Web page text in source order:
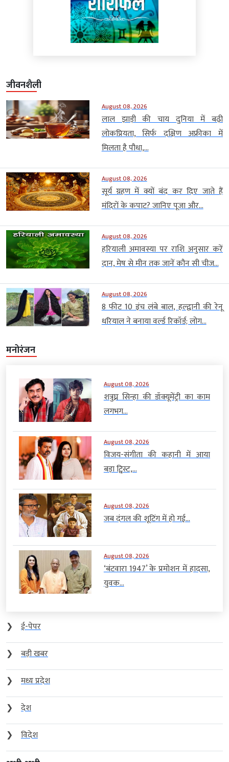
जीवनशैली
August 08, 2026
लाल झाड़ी की चाय दुनिया में बढ़ी
लोकप्रियता, सिर्फ दक्षिण अफ्रीका में
मिलता है पौधा,...
August 08, 2026
सूर्य ग्रहण में क्यों बंद कर दिए जाते हैं
मंदिरों के कपाट? जानिए पूजा और...
August 08, 2026
हरियाली अमावस्या पर राशि अनुसार करें
दान, मेष से मीन तक जानें कौन सी चीज...
August 08, 2026
8 फीट 10 इंच लंबे बाल, हल्द्वानी की रेनू
धरियाल ने बनाया वर्ल्ड रिकॉर्ड; लोग...
मनोरंजन
August 08, 2026
शत्रुघ्न सिन्हा की डॉक्यूमेंट्री का काम
लगभग...
August 08, 2026
विजय-संगीता की कहानी में आया
बड़ा ट्विस्ट,...
August 08, 2026
जब दंगल की शूटिंग में हो गई...
August 08, 2026
‘बंटवारा 1947’ के प्रमोशन में हादसा,
युवक...
❯
ई-पेपर
❯
बड़ी खबर
❯
मध्य प्रदेश
❯
देश
❯
विदेश